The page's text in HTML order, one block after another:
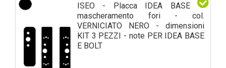
ISEO - Placca IDEA BASE di
mascheramento fori - col.
VERNICIATO NERO - dimensioni
KIT 3 PEZZI - note PER IDEA BASE
E BOLT